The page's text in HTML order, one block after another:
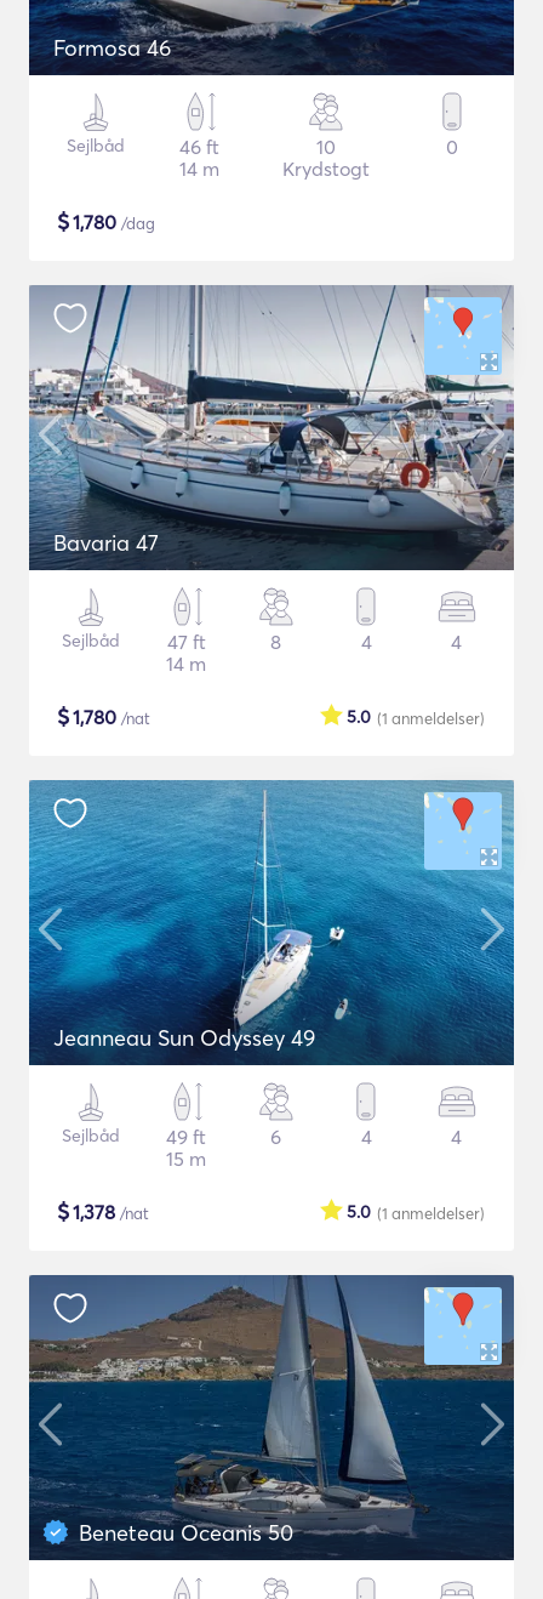
Formosa 46
Sejlbåd
46 ft
14 m
10
Krydstogt
0
$1,780 /dag
Bavaria 47
Sejlbåd
47 ft
14 m
8 4 4
$1,780 /nat (1 anmeldelser)
5.0
Jeanneau Sun Odyssey 49
Sejlbåd
49 ft
15 m
6 4 4
$1,378 /nat (1 anmeldelser)
5.0
Beneteau Oceanis 50